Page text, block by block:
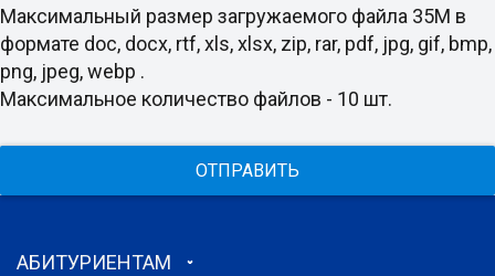
Максимальный размер загружаемого файла 35M в
формате doc, docx, rtf, xls, xlsx, zip, rar, pdf, jpg, gif, bmp,
png, jpeg, webp .
Максимальное количество файлов - 10 шт.
ОТПРАВИТЬ
АБИТУРИЕНТАМ